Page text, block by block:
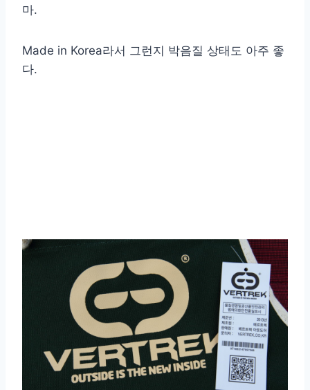
마.
Made in Korea라서 그런지 박음질 상태도 아주 좋
다.